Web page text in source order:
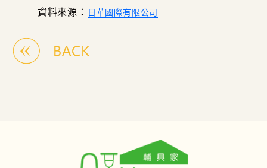
資料來源： 日華國際有限公司